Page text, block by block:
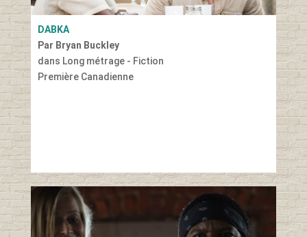
DABKA
Par Bryan Buckley
dans Long métrage - Fiction
Première Canadienne